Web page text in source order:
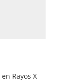
Rayos X